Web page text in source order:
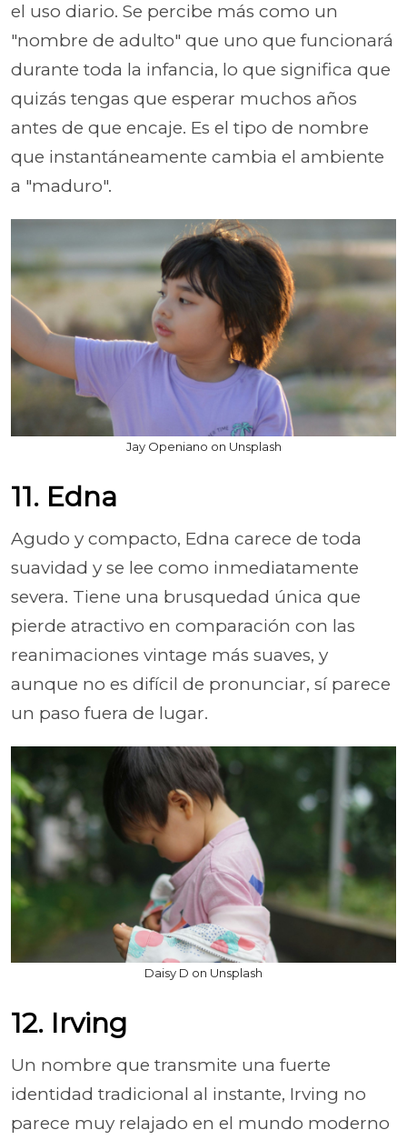
el uso diario. Se percibe más como un
"nombre de adulto" que uno que funcionará
durante toda la infancia, lo que significa que
quizás tengas que esperar muchos años
antes de que encaje. Es el tipo de nombre
que instantáneamente cambia el ambiente
a "maduro".
Jay Openiano on Unsplash
11. Edna
Agudo y compacto, Edna carece de toda
suavidad y se lee como inmediatamente
severa. Tiene una brusquedad única que
pierde atractivo en comparación con las
reanimaciones vintage más suaves, y
aunque no es difícil de pronunciar, sí parece
un paso fuera de lugar.
Daisy D on Unsplash
12. Irving
Un nombre que transmite una fuerte
identidad tradicional al instante, Irving no
parece muy relajado en el mundo moderno